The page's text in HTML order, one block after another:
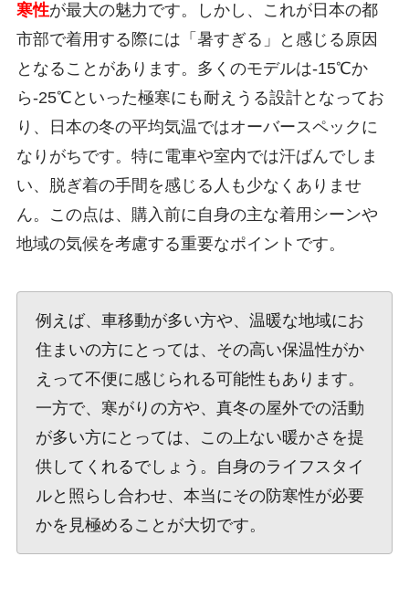
寒性が最大の魅力です。しかし、これが日本の都
市部で着用する際には「暑すぎる」と感じる原因
となることがあります。多くのモデルは-15℃か
ら-25℃といった極寒にも耐えうる設計となってお
り、日本の冬の平均気温ではオーバースペックに
なりがちです。特に電車や室内では汗ばんでしま
い、脱ぎ着の手間を感じる人も少なくありませ
ん。この点は、購入前に自身の主な着用シーンや
地域の気候を考慮する重要なポイントです。
例えば、車移動が多い方や、温暖な地域にお
住まいの方にとっては、その高い保温性がか
えって不便に感じられる可能性もあります。
一方で、寒がりの方や、真冬の屋外での活動
が多い方にとっては、この上ない暖かさを提
供してくれるでしょう。自身のライフスタイ
ルと照らし合わせ、本当にその防寒性が必要
かを見極めることが大切です。